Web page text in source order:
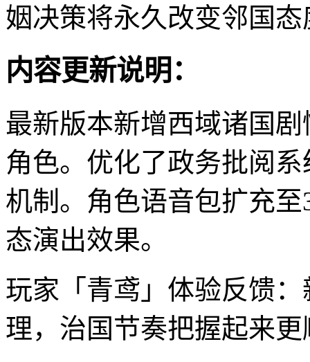
姻决策将永久改变邻国态
内容更新说明：
最新版本新增西域诸国
角色。优化了政务批阅
机制。角色语音包扩充
态演出效果。
玩家「青鸢」体验反馈
理，治国节奏把握起来更